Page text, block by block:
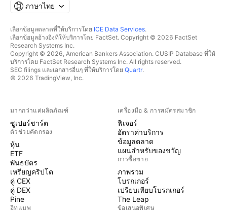
ภาษาไทย
เลือกข้อมูลตลาดที่ให้บริการโดย ICE Data Services.
เลือกข้อมูลอ้างอิงที่ให้บริการโดย FactSet. Copyright © 2026 FactSet
Research Systems Inc.
Copyright © 2026, American Bankers Association. CUSIP Database ที่ให้
บริการโดย FactSet Research Systems Inc. All rights reserved.
SEC filings และเอกสารอื่นๆ ที่ให้บริการโดย Quartr.
© 2026 TradingView, Inc.
มากกว่าแค่ผลิตภัณฑ์
ซูเปอร์ชาร์ต
ตัวช่วยคัดกรอง
หุ้น
ETF
พันธบัตร
เหรียญคริปโต
คู่ CEX
คู่ DEX
Pine
ฮีทแมพ
เครื่องมือ & การสมัครสมาชิก
ฟีเจอร์
อัตราค่าบริการ
ข้อมูลตลาด
แผนสำหรับของขวัญ
การซื้อขาย
ภาพรวม
โบรกเกอร์
เปรียบเทียบโบรกเกอร์
The Leap
ข้อเสนอพิเศษ